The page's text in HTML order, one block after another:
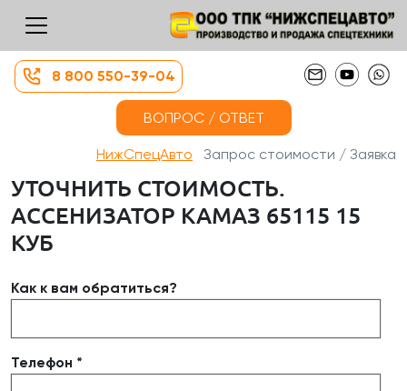
8 800 550-39-04
ВОПРОС / ОТВЕТ
НижСпецАвто Запрос стоимости / Заявка
УТОЧНИТЬ СТОИМОСТЬ.
АССЕНИЗАТОР КАМАЗ 65115 15
КУБ
Как к вам обратиться?
Телефон *